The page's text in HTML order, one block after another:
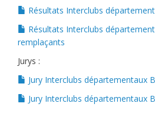
Résultats Interclubs
Résultats Interclubs
remplaçants
Jurys :
Jury Interclubs départementaux
Jury Interclubs départementaux